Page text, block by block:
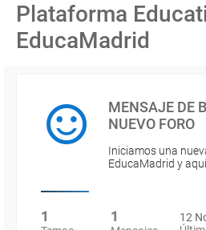
Plataforma
EducaMadrid
MENSAJE DE
NUEVO FORO
Iniciamos una
EducaMadrid y
1 1
12